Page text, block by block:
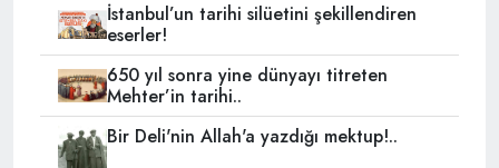
İstanbul’un tarihi silüetini şekillendiren
eserler!
650 yıl sonra yine dünyayı titreten
Mehter’in tarihi..
Bir Deli'nin Allah'a yazdığı mektup!..